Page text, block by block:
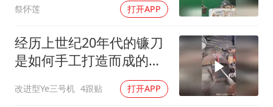
乐享全民健身 共筑健康中国
祭怀莲 打开APP
经历上世纪20年代的镰刀
是如何手工打造而成的巧
改进型Ye三号机 4跟贴 打开APP